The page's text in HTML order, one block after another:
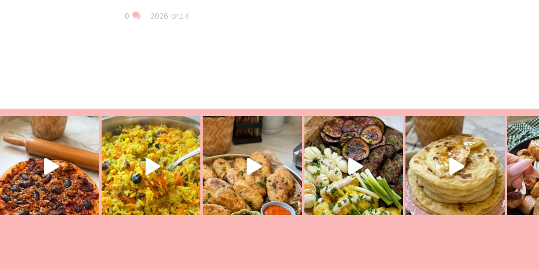
4 ביוני 2026 0
מעול
לאכול משהו אז מה בשבילכם? בפ
פסטל טוניסאי לתשעת הימים, חשבתי מה לחדש לכם ונראה
אורז יצירתי לתשעת הימים ולכבוד שבת קודשלמתכון
פיצה של תשעת הימים ולמה היא נקראת ככה? ההסבר בסרטו